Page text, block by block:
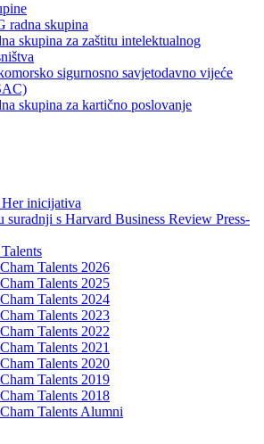
radna skupina
skupina za zaštitu intelektualnog
sigurnosno savjetodavno vijeće
skupina za kartično poslovanje
inicijativa
suradnji s Harvard Business Review Press-
Talents 2026
Talents 2025
Talents 2024
Talents 2023
Talents 2022
Talents 2021
Talents 2020
Talents 2019
Talents 2018
Talents Alumni